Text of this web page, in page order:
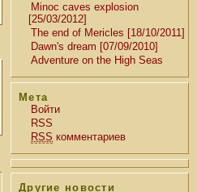
Minoc caves explosion
[25/03/2012]
The end of Mericles [18/10/2011]
Dawn's dream [07/09/2010]
Adventure on the High Seas
Мета
Войти
RSS
RSS комментариев
Другие новости